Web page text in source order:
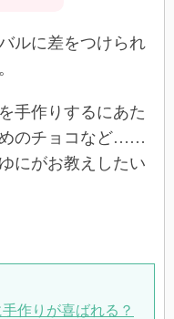
ルに差をつけられ
手作りするにあた
めのチョコなど……
にがお教えしたい
作りが喜ばれる？